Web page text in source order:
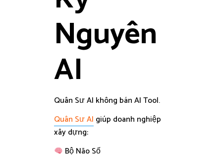
Nguyên
AI
Quân Sư AI không bán AI Tool.
Quân Sư AI giúp doanh nghiệp
xây dựng:
Bộ Não Số